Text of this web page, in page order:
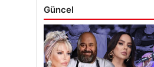
Güncel